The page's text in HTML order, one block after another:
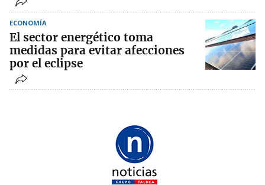
ECONOMÍA
El sector energético toma
medidas para evitar afecciones
por el eclipse